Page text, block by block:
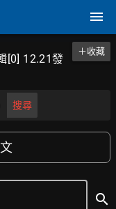
[0] 12.21發
＋收藏
搜尋
search